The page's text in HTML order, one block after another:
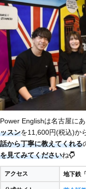
Power Englishは名古屋にあ
ッスンを11,600円(税込)か
話から丁寧に教えてくれる
を見てみてくださいね
アクセス 地下鉄